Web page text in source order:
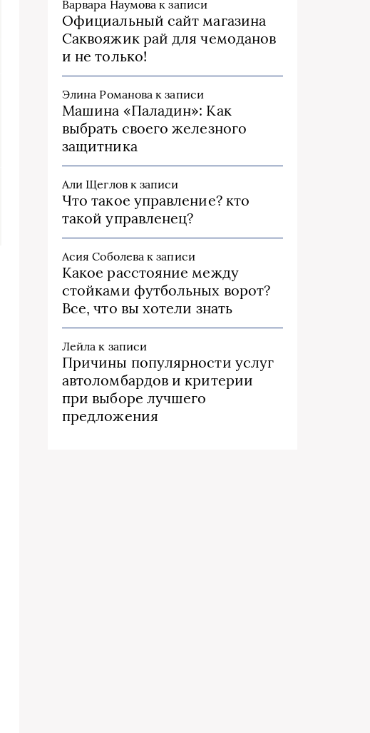
Варвара Наумова к записи
Официальный сайт магазина
Саквояжик рай для чемоданов
и не только!
Элина Романова к записи
Машина «Паладин»: Как
выбрать своего железного
защитника
Али Щегловк записи
Что такое управление? кто
такой управленец?
Асия Соболева к записи
Какое расстояние между
стойками футбольных ворот?
Все, что вы хотели знать
Лейла к записи
Причины популярности услуг
автоломбардов и критерии
при выборе лучшего
предложения